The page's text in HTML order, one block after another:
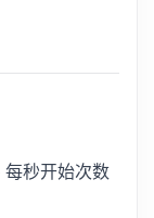
秒开始次数